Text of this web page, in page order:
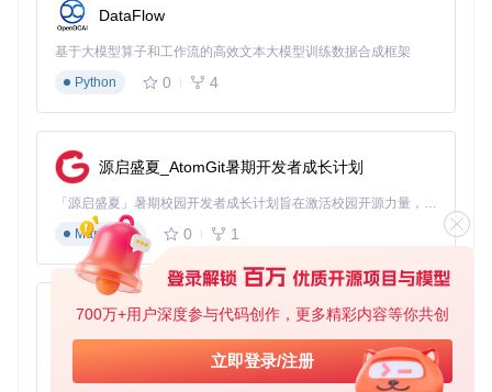
700万+用户深度参与代码创作，更多精彩内容等你共创
立即登录/注册
DataFlow
基于大模型算子和工作流的高效文本大模型训练数据合成框架
Python
0 4
源启盛夏_AtomGit暑期开发者成长计划
「源启盛夏」暑期校园开发者成长计划旨在激活校园开源力量，通过积分激励、认证扶持、资源倾斜等形式，引导高校组织和开发者完成「入驻 — 建项目 — 做贡献 — 获认证 — 得资源」的完整闭环。无论你是想带领社团入驻平台的组织者，还是希望用代码贡献证明自己的开发者，都能在这里找到属于你的成长路径。
Markdown
0 1
py-xiaozhi
基于Python的Xiaozhi AI，适用于想要完整Xiaozhi体验而无需拥有专用硬件的用户。
Python
0 1